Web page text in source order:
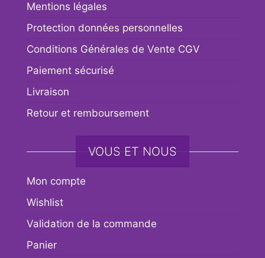
Mentions légales
Protection données personnelles
Conditions Générales de Vente CGV
Paiement sécurisé
Livraison
Retour et remboursement
VOUS ET NOUS
Mon compte
Wishlist
Validation de la commande
Panier